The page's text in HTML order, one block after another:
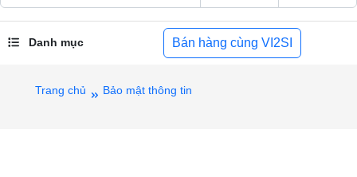
Danh mục Bán hàng cùng VI2SI
Trang chủ Bảo mật thông tin